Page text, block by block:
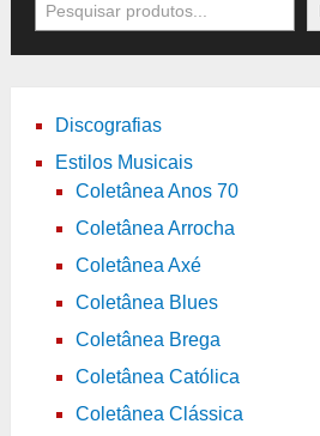
Discografias
Estilos Musicais
Coletânea Anos 70
Coletânea Arrocha
Coletânea Axé
Coletânea Blues
Coletânea Brega
Coletânea Católica
Coletânea Clássica